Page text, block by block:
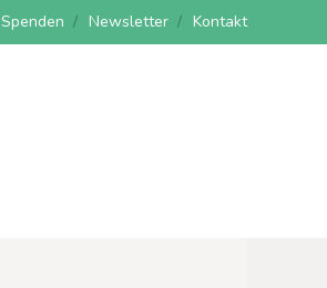
Spenden Newsletter Kontakt